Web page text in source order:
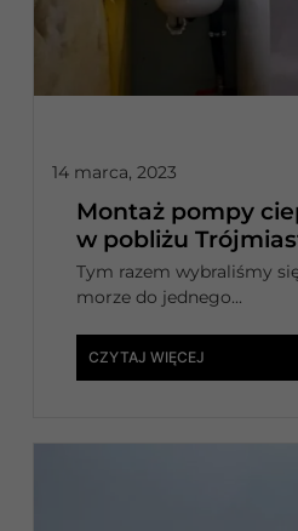
Montaż pompy
w pobliżu
Tym razem wybraliśmy
morze do jednego...
CZYTAJ WIĘCEJ
14 marca, 2023